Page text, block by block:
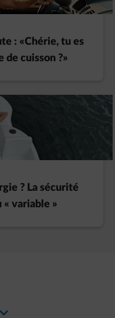
: «Chérie, tu es
de cuisson ?»
? La sécurité
« variable »